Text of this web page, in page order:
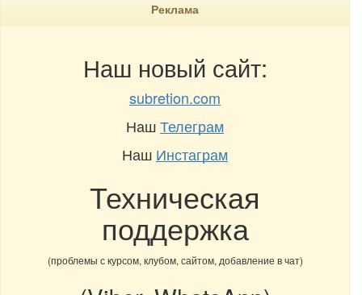
Реклама
Наш новый сайт:
subretion.com
НашТелеграм
Наш Инстаграм
Техническая
поддержка
(проблемы с курсом, клубом, сайтом, добавление в чат)